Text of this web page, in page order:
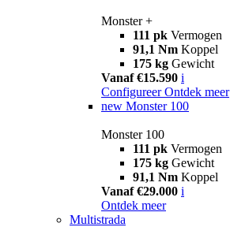
Monster +
111 pk Vermogen
91,1 Nm Koppel
175 kg Gewicht
Vanaf €15.590 i
Configureer Ontdek meer
new Monster 100
Monster 100
111 pk Vermogen
175 kg Gewicht
91,1 Nm Koppel
Vanaf €29.000 i
Ontdek meer
Multistrada